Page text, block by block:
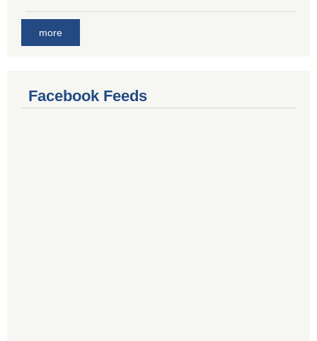
more
Facebook Feeds